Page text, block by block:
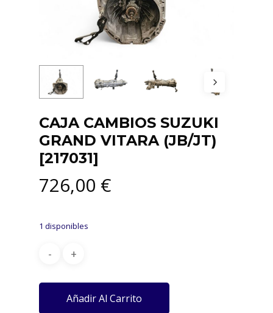
CAJA CAMBIOS SUZUKI
GRAND VITARA (JB/JT)
[217031]
726,00 €
1 disponibles
Añadir Al Carrito